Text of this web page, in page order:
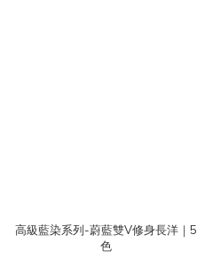
高級藍染系列-蔚藍雙V修身長洋｜5
色